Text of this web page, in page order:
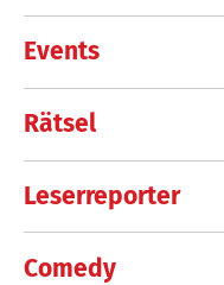
Events
Rätsel
Leserreporter
Comedy